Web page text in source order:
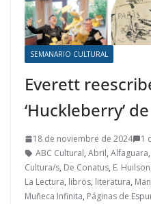
SEMANARIO CULTURAL
Everett
‘Huckleberry’
18 de noviembre de 2024
1
ABC Cultural, Abril, Alfaguara,
Cultura/s, De Conatus, E. Huilson
La Lectura, libros, literatura,
Muñeca Infinita, Páginas de